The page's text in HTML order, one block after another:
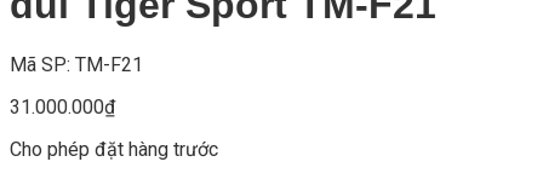
Mã SP: TM-F21
31.000.000₫
Cho phép đặt hàng trước